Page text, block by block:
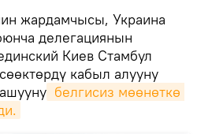
жардамчысы, Украина
делегациянын
Киев Стамбул
кабыл алууну
белгисиз мөөнөткө